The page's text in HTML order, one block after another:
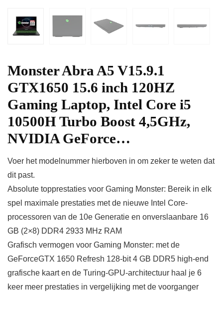
Monster Abra A5 V15.9.1
GTX1650 15.6 inch 120HZ
Gaming Laptop, Intel Core i5
10500H Turbo Boost 4,5GHz,
NVIDIA GeForce…
Voer het modelnummer hierboven in om zeker te weten dat
dit past.
Absolute topprestaties voor Gaming Monster: Bereik in elk
spel maximale prestaties met de nieuwe Intel Core-
processoren van de 10e Generatie en onverslaanbare 16
GB (2×8) DDR4 2933 MHz RAM
Grafisch vermogen voor Gaming Monster: met de
GeForceGTX 1650 Refresh 128-bit 4 GB DDR5 high-end
grafische kaart en de Turing-GPU-architectuur haal je 6
keer meer prestaties in vergelijking met de voorganger